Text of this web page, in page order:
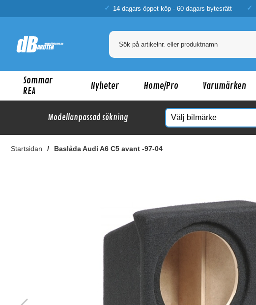
14 dagars öppet köp - 60 dagars bytesrätt
Sommar
REA
Nyheter Home/Pro Varumärken
Modellanpassad sökning
Startsidan Baslåda Audi A6 C5 avant -97-04
Kanske